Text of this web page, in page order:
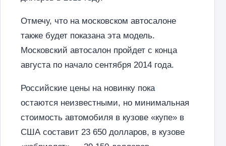
Отмечу, что на московском автосалоне
также будет показана эта модель.
Московский автосалон пройдет с конца
августа по начало сентября 2014 года.
Российские цены на новинку пока
остаются неизвестными, но минимальная
стоимость автомобиля в кузове «купе» в
США составит 23 650 долларов, в кузове